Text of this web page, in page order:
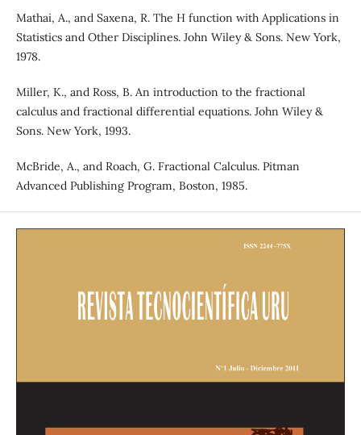
Mathai, A., and Saxena, R. The H function with Applications in
Statistics and Other Disciplines. John Wiley & Sons. New York,
1978.
Miller, K., and Ross, B. An introduction to the fractional
calculus and fractional differential equations. John Wiley &
Sons. New York, 1993.
McBride, A., and Roach, G. Fractional Calculus. Pitman
Advanced Publishing Program, Boston, 1985.